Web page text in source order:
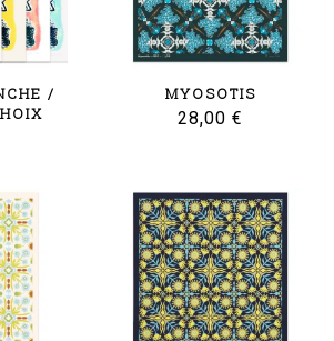
/
MYOSOTIS
28,00 €